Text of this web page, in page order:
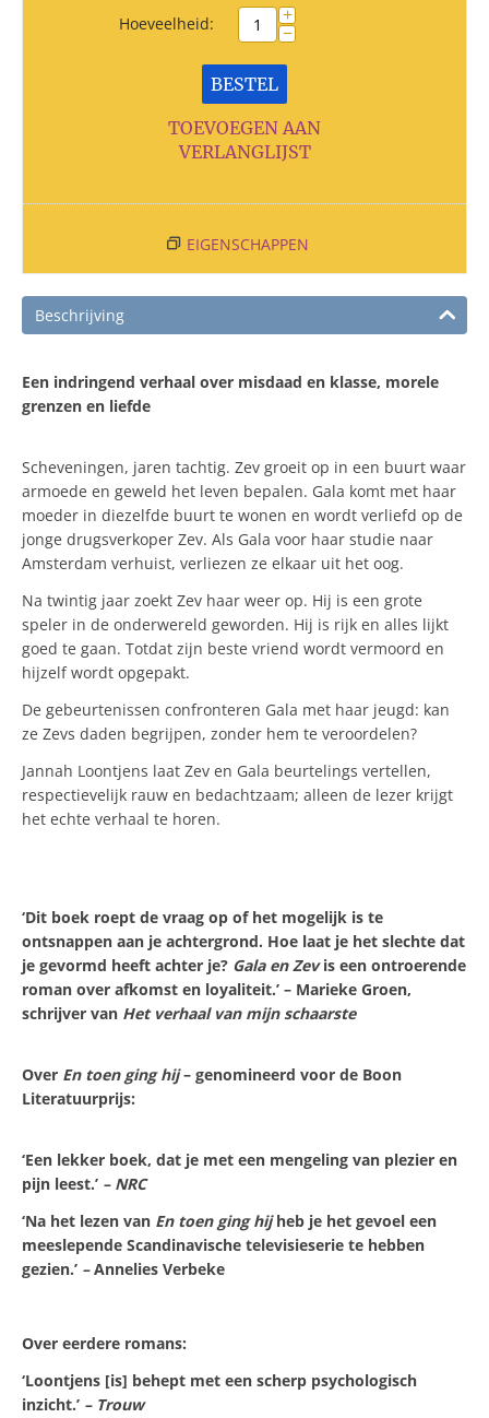
Hoeveelheid: +
−
BESTEL
TOEVOEGEN AAN
VERLANGLIJST
EIGENSCHAPPEN
Beschrijving
Een indringend verhaal over misdaad en klasse, morele
grenzen en liefde
Scheveningen, jaren tachtig. Zev groeit op in een buurt waar
armoede en geweld het leven bepalen. Gala komt met haar
moeder in diezelfde buurt te wonen en wordt verliefd op de
jonge drugsverkoper Zev. Als Gala voor haar studie naar
Amsterdam verhuist, verliezen ze elkaar uit het oog.
Na twintig jaar zoekt Zev haar weer op. Hij is een grote
speler in de onderwereld geworden. Hij is rijk en alles lijkt
goed te gaan. Totdat zijn beste vriend wordt vermoord en
hijzelf wordt opgepakt.
De gebeurtenissen confronteren Gala met haar jeugd: kan
ze Zevs daden begrijpen, zonder hem te veroordelen?
Jannah Loontjens laat Zev en Gala beurtelings vertellen,
respectievelijk rauw en bedachtzaam; alleen de lezer krijgt
het echte verhaal te horen.
‘Dit boek roept de vraag op of het mogelijk is te
ontsnappen aan je achtergrond. Hoe laat je het slechte dat
je gevormd heeft achter je? Gala en Zevis een ontroerende
roman over afkomst en loyaliteit.’ – Marieke Groen,
schrijver van Het verhaal van mijn schaarste
Over En toen ging hij– genomineerd voor de Boon
Literatuurprijs:
‘Een lekker boek, dat je met een mengeling van plezier en
pijn leest.’ – NRC
‘Na het lezen van En toen ging hijheb je het gevoel een
meeslepende Scandinavische televisieserie te hebben
gezien.’ –Annelies Verbeke
Over eerdere romans:
‘Loontjens [is] behept met een scherp psychologisch
inzicht.’ – Trouw